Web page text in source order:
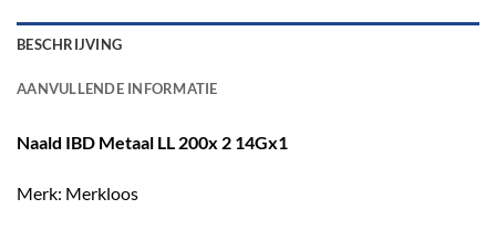
BESCHRIJVING
AANVULLENDE INFORMATIE
Naald IBD Metaal LL 200x 2 14Gx1
Merk: Merkloos